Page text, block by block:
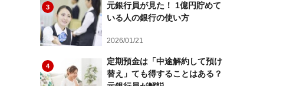
3
元銀行員が見た！ 1億円貯めて
いる人の銀行の使い方
2026/01/21
4
定期預金は「中途解約して預け
替え」ても得することはある？